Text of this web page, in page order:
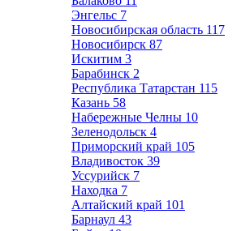
Энгельс 7
Новосибирская область 117
Новосибирск 87
Искитим 3
Барабинск 2
Республика Татарстан 115
Казань 58
Набережные Челны 10
Зеленодольск 4
Приморский край 105
Владивосток 39
Уссурийск 7
Находка 7
Алтайский край 101
Барнаул 43